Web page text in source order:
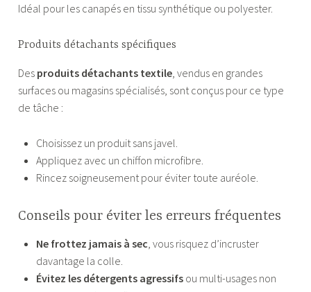
Idéal pour les canapés en tissu synthétique ou polyester.
Produits détachants spécifiques
Des produits détachants textile , vendus en grandes
surfaces ou magasins spécialisés, sont conçus pour ce type
de tâche :
Choisissez un produit sans javel.
Appliquez avec un chiffon microfibre.
Rincez soigneusement pour éviter toute auréole.
Conseils pour éviter les erreurs fréquentes
Ne frottez jamais à sec, vous risquez d’incruster
davantage la colle.
Évitez les détergents agressifsou multi-usages non